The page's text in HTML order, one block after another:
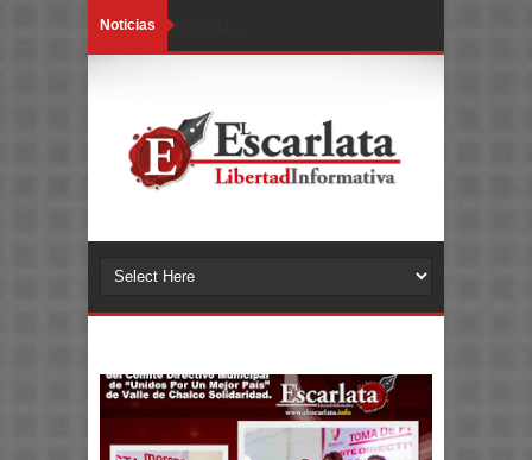
Noticias